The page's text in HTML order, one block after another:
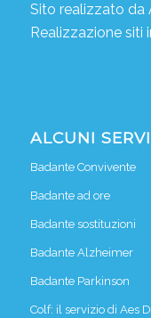
Sito realizzato da
Realizzazione siti
ALCUNI
Badante Convivente
Badante ad ore
Badante sostituzioni
Badante Alzheimer
Badante Parkinson
Colf: il servizio di Aes